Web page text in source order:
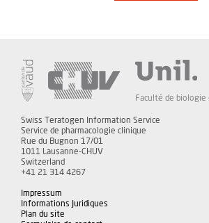
Faculté de biologie
Swiss Teratogen Information Service
Service de pharmacologie clinique
Rue du Bugnon 17/01
1011 Lausanne-CHUV
Switzerland
+41 21 314 4267
Impressum
Informations Juridiques
Plan du site